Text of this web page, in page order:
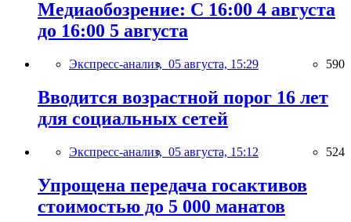
Медиаобозрение: С 16:00 4 августа
до 16:00 5 августа
Экспресс-анализ, 05 августа, 15:29 590
Вводится возрастной порог 16 лет
для социальных сетей
Экспресс-анализ, 05 августа, 15:12 524
Упрощена передача госактивов
стоимостью до 5 000 манатов